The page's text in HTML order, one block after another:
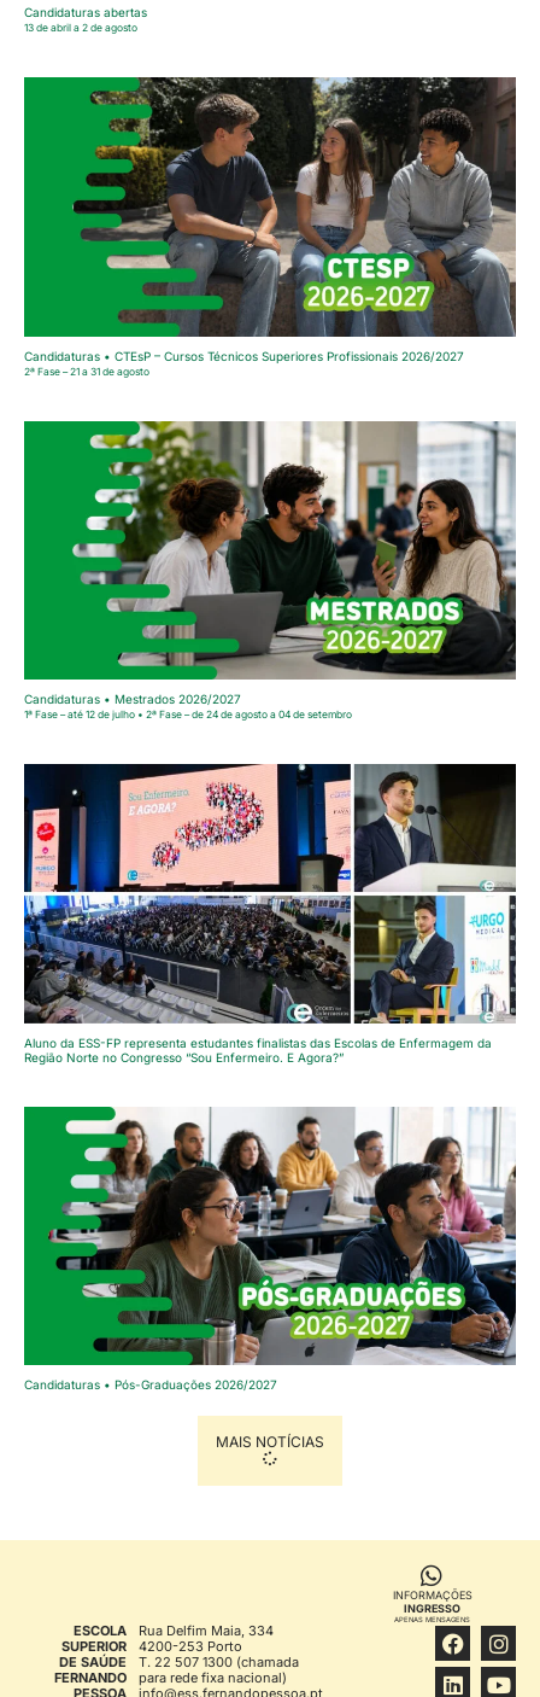
Candidaturas abertas
13 de abril a 2 de agosto
Candidaturas • CTEsP – Cursos Técnicos Superiores Profissionais 2026/2027
2ª Fase – 21 a 31 de agosto
Candidaturas • Mestrados 2026/2027
1ª Fase – até 12 de julho • 2ª Fase – de 24 de agosto a 04 de setembro
Aluno da ESS-FP representa estudantes finalistas das Escolas de Enfermagem da
Região Norte no Congresso “Sou Enfermeiro. E Agora?”
Candidaturas • Pós-Graduações 2026/2027
MAIS NOTÍCIAS
ESCOLA
SUPERIOR
DE SAÚDE
FERNANDO
PESSOA
Rua Delfim Maia, 334
4200-253 Porto
T. 22 507 1300 (chamada
para rede fixa nacional)
info@ess.fernandopessoa.pt
INFORMAÇÕES
INGRESSO
APENAS MENSAGENS